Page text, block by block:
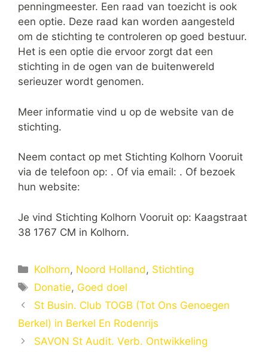
penningmeester. Een raad van toezicht is ook
een optie. Deze raad kan worden aangesteld
om de stichting te controleren op goed bestuur.
Het is een optie die ervoor zorgt dat een
stichting in de ogen van de buitenwereld
serieuzer wordt genomen.
Meer informatie vind u op de website van de
stichting.
Neem contact op met Stichting Kolhorn Vooruit
via de telefoon op: . Of via email: . Of bezoek
hun website:
Je vind Stichting Kolhorn Vooruit op: Kaagstraat
38 1767 CM in Kolhorn.
Categorieën
Kolhorn, Noord Holland , Stichting
Tags
Donatie, Goed doel
St Busin. Club TOGB (Tot Ons Genoegen
Berkel) in Berkel En Rodenrijs
SAVON St Audit. Verb. Ontwikkeling